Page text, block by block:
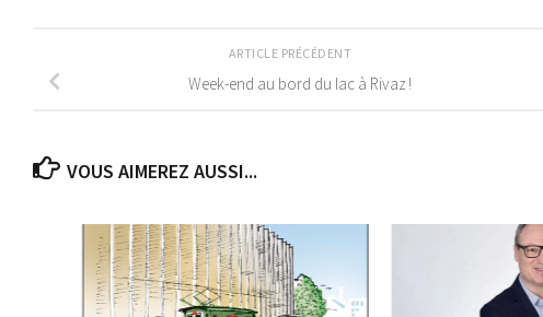
ARTICLE PRÉCÉDENT
Week-end au bord du lac à Rivaz !
VOUS AIMEREZ AUSSI...